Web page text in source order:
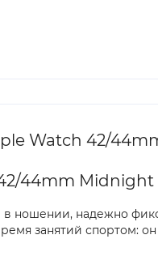
Watch 42/
44mm
ношении, надежно
занятий спортом: